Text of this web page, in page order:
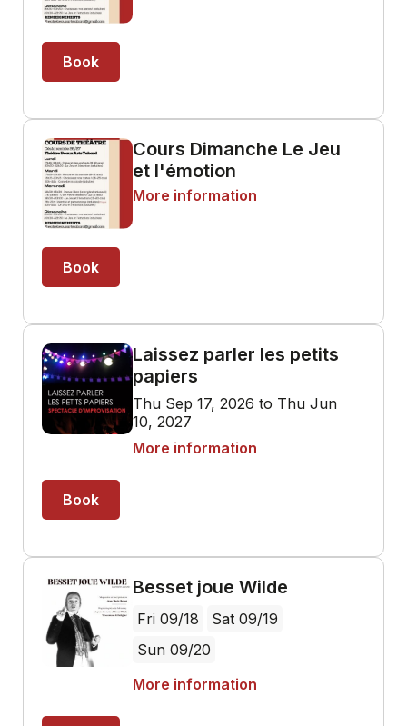
Book
Cours Dimanche Le Jeu
et l'émotion
More information
Book
Laissez parler les petits
papiers
Thu Sep 17, 2026 to Thu Jun
10, 2027
More information
Book
Besset joue Wilde
Fri 09/18
Sat 09/19
Sun 09/20
More information